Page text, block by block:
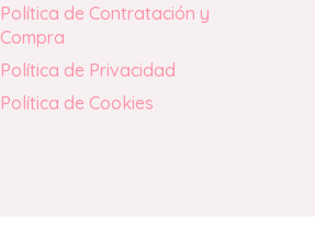
Política de Contratación y
Compra
Política de Privacidad
Política de Cookies